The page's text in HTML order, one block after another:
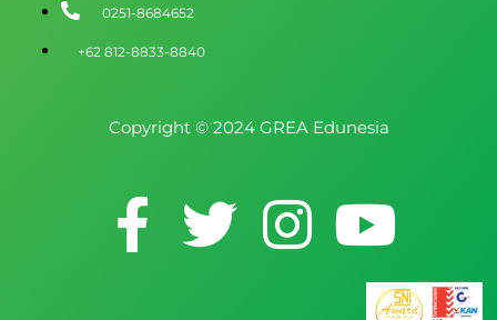
0251-8684652
+62 812-8833-8840
Copyright © 2024 GREA Edunesia